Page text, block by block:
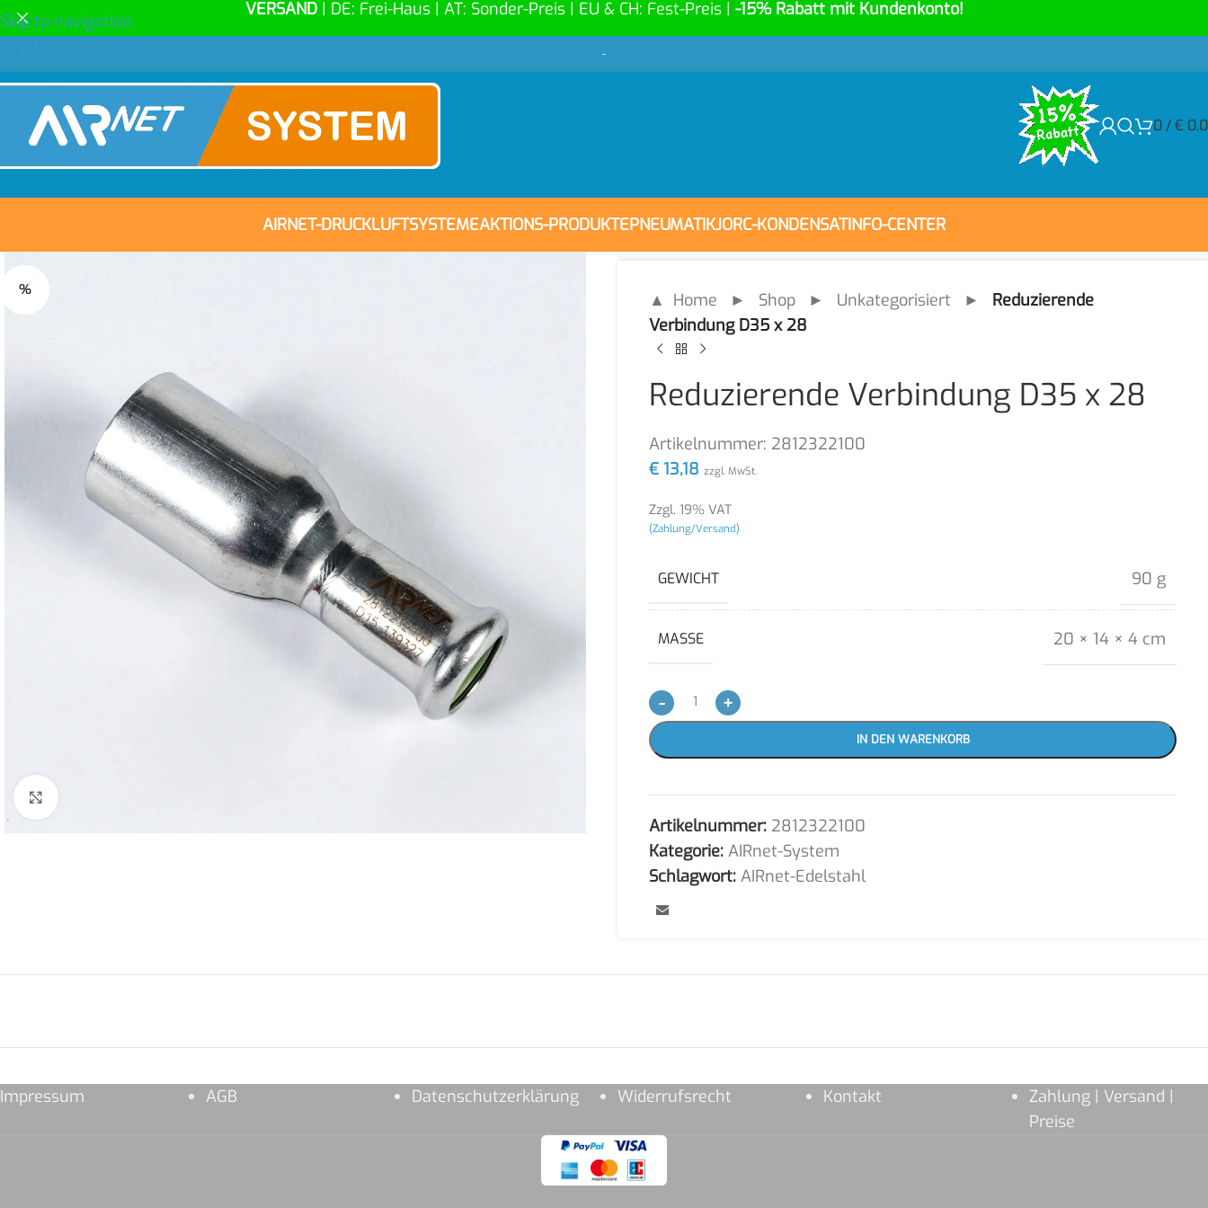
Skip to navigation
VERSAND | DE: Frei-Haus | AT: Sonder-Preis | EU & CH: Fest-Preis | -15% Rabatt mit Kundenkonto!
-
0 /€
AIRNET-DRUCKLUFTSYSTEMEAKTIONS-PRODUKTEPNEUMATIKJORC-KONDENSATINFO-CENTER
% ▲ Home ► Shop ► Unkategorisiert ► Reduzierende
Verbindung D35 x 28
Reduzierende Verbindung D35 x 28
Artikelnummer: 2812322100
€ 13,18 zzgl. MwSt.
Zzgl. 19% VAT
(Zahlung/Versand)
GEWICHT 90 g
MASSE 20 × 14 × 4 cm
- +
IN DEN WARENKORB
Artikelnummer: 2812322100
Kategorie: AIRnet-System
Schlagwort: AIRnet-Edelstahl
Impressum AGB Datenschutzerklärung Widerrufsrecht Kontakt
Zahlung | Versand |
Preise